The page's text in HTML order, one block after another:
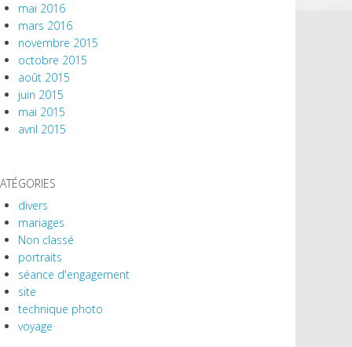
mai 2016
mars 2016
novembre 2015
octobre 2015
août 2015
juin 2015
mai 2015
avril 2015
divers
mariages
Non classé
portraits
séance d'engagement
site
technique photo
voyage